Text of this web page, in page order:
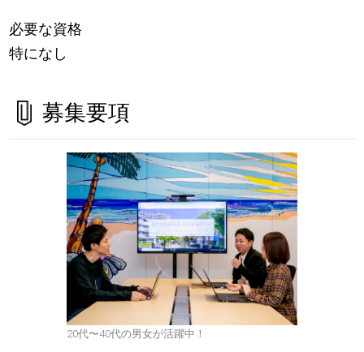
必要な資格
特になし
募集要項
20代〜40代の男女が活躍中！